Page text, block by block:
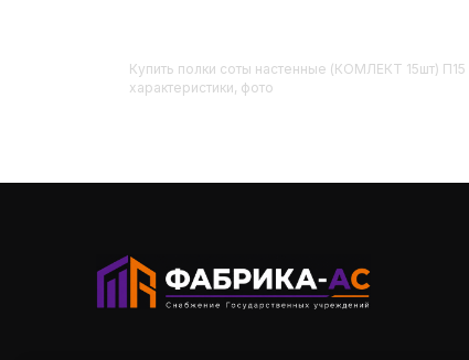
Купить Полки соты настенные (КОМЛЕКТ 15шт) П15
характеристики, фото